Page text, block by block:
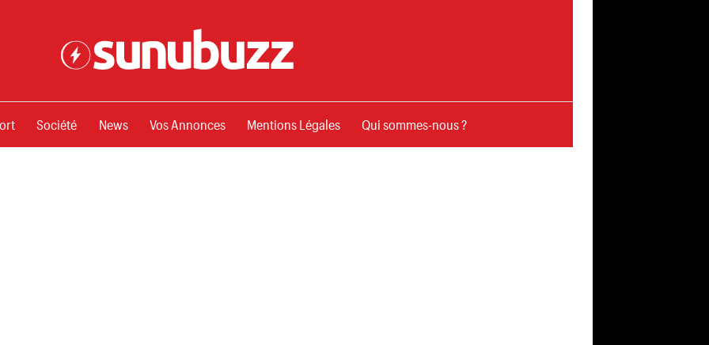
Société News Vos Annonces Mentions Légales Qui sommes-nous ?